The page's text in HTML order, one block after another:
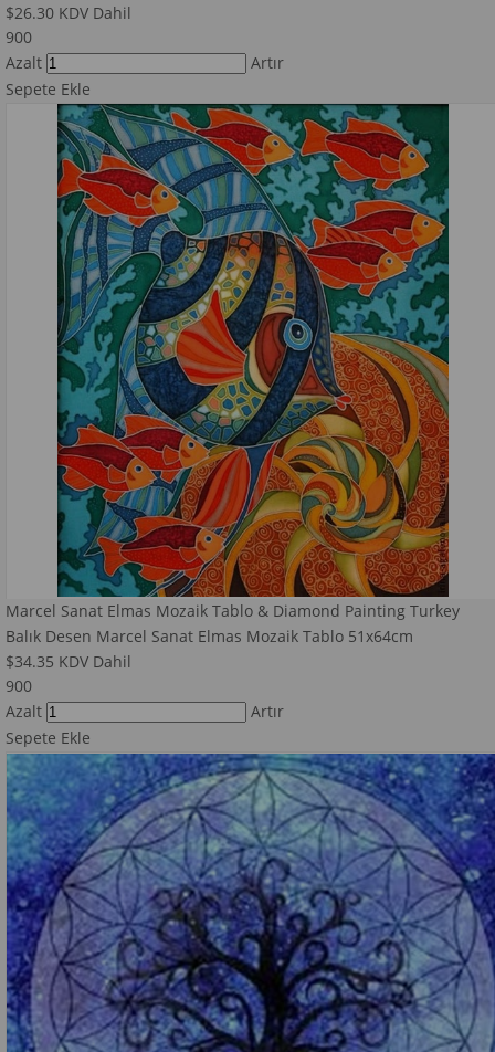
$26.30 KDV Dahil
900
Azalt
Artır
Sepete Ekle
Marcel Sanat Elmas Mozaik Tablo & Diamond Painting Turkey
Balık Desen Marcel Sanat Elmas Mozaik Tablo 51x64cm
$34.35 KDV Dahil
900
Azalt
Artır
Sepete Ekle